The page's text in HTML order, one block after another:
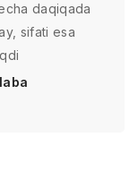
daqiqada
sifati esa